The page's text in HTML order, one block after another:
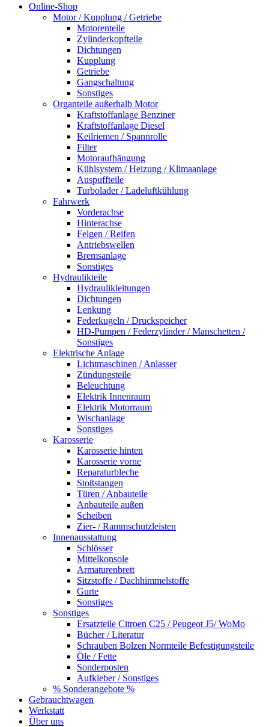
Online-Shop
Motor / Kupplung / Getriebe
Motorenteile
Zylinderkopfteile
Dichtungen
Kupplung
Getriebe
Gangschaltung
Sonstiges
Organteile außerhalb Motor
Kraftstoffanlage Benziner
Kraftstoffanlage Diesel
Keilriemen / Spannrolle
Filter
Motoraufhängung
Kühlsystem / Heizung / Klimaanlage
Auspuffteile
Turbolader / Ladeluftkühlung
Fahrwerk
Vorderachse
Hinterachse
Felgen / Reifen
Antriebswellen
Bremsanlage
Sonstiges
Hydraulikteile
Hydraulikleitungen
Dichtungen
Lenkung
Federkugeln / Druckspeicher
HD-Pumpen / Federzylinder / Manschetten /
Sonstiges
Elektrische Anlage
Lichtmaschinen / Anlasser
Zündungsteile
Beleuchtung
Elektrik Innenraum
Elektrik Motorraum
Wischanlage
Sonstiges
Karosserie
Karosserie hinten
Karosserie vorne
Reparaturbleche
Stoßstangen
Türen / Anbauteile
Anbauteile außen
Scheiben
Zier- / Rammschutzleisten
Innenausstattung
Schlösser
Mittelkonsole
Armaturenbrett
Sitzstoffe / Dachhimmelstoffe
Gurte
Sonstiges
Sonstiges
Ersatzteile Citroen C25 / Peugeot J5/ WoMo
Bücher / Literatur
Schrauben Bolzen Normteile Befestigungsteile
Öle / Fette
Sonderposten
Aufkleber / Sonstiges
% Sonderangebote %
Gebrauchtwagen
Werkstatt
Über uns